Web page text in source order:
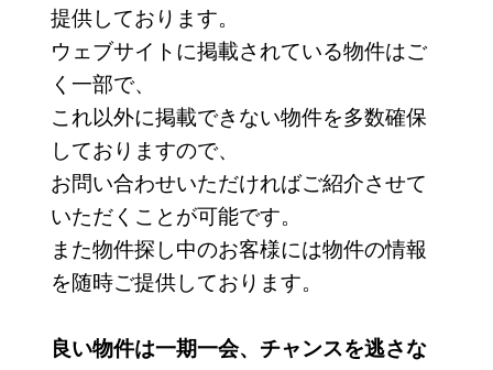
提供しております。
ウェブサイトに掲載されている物件はご
く一部で、
これ以外に掲載できない物件を多数確保
しておりますので、
お問い合わせいただければご紹介させて
いただくことが可能です。
また物件探し中のお客様には物件の情報
を随時ご提供しております。
良い物件は一期一会、チャンスを逃さな